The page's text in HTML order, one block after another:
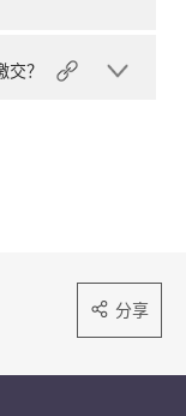
？
分享